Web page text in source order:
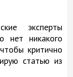
эксперты
нет никакого
критично
статью из